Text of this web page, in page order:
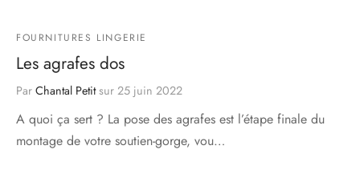
FOURNITURES LINGERIE
Les agrafes dos
Par Chantal Petitsur 25 juin 2022
A quoi ça sert ? La pose des agrafes est l’étape finale du
montage de votre soutien-gorge, vou…